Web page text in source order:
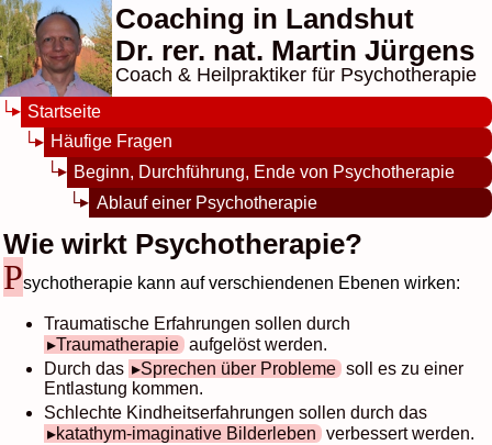
Coaching in Landshut
Dr. rer. nat. Martin Jürgens
Coach & Heilpraktiker für Psychotherapie
Startseite
Häufige Fragen
Beginn, Durchführung, Ende von Psychotherapie
Ablauf einer Psychotherapie
Wie wirkt Psychotherapie?
Psychotherapie kann auf verschiendenen Ebenen wirken:
Traumatische Erfahrungen sollen durch
Traumatherapie aufgelöst werden.
Durch das
Sprechen über Probleme soll es zu einer
Entlastung kommen.
Schlechte Kindheitserfahrungen sollen durch das
katathym-imaginative Bilderleben verbessert werden.